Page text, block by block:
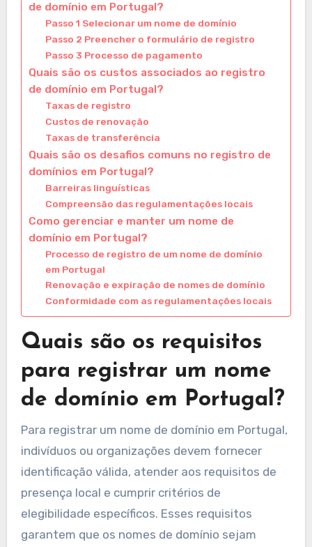
de domínio em Portugal?
Passo 1 Selecionar um nome de domínio
Passo 2 Preencher o formulário de registro
Passo 3 Processo de pagamento
Quais são os custos associados ao registro
de domínio em Portugal?
Taxas de registro
Custos de renovação
Taxas de transferência
Quais são os desafios comuns no registro de
domínios em Portugal?
Barreiras linguísticas
Compreensão das regulamentações locais
Como gerenciar e manter um nome de
domínio em Portugal?
Processo de registro de um nome de domínio
em Portugal
Renovação e expiração de nomes de domínio
Conformidade com as regulamentações locais
Quais são os requisitos
para registrar um nome
de domínio em Portugal?
Para registrar um nome de domínio em Portugal,
indivíduos ou organizações devem fornecer
identificação válida, atender aos requisitos de
presença local e cumprir critérios de
elegibilidade específicos. Esses requisitos
garantem que os nomes de domínio sejam